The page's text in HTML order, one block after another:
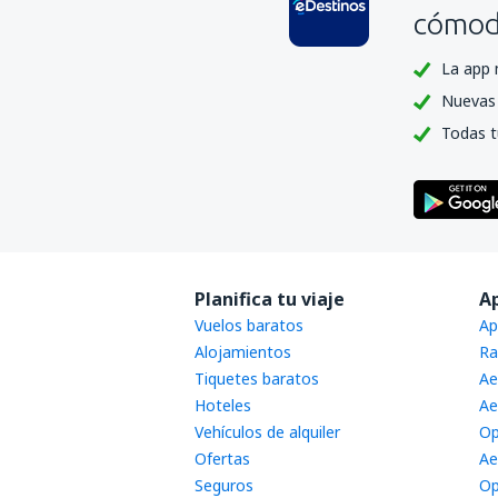
La app
Todas
Planifica tu viaje
Vuelos baratos
Alojamientos
Tiquetes baratos
Hoteles
Vehículos de alquiler
Ofertas
Seguros